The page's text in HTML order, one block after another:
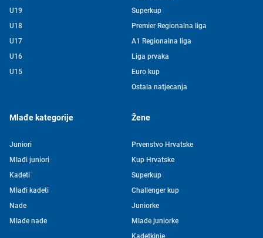
U19
U18
U17
U16
U15
Superkup
Premier Regionalna liga
A1 Regionalna liga
Liga prvaka
Euro kup
Ostala natjecanja
Mlađe kategorije
Juniori
Mlađi juniori
Kadeti
Mlađi kadeti
Nade
Mlađe nade
Žene
Prvenstvo Hrvatske
Kup Hrvatske
Superkup
Challenger kup
Juniorke
Mlađe juniorke
Kadetkinje